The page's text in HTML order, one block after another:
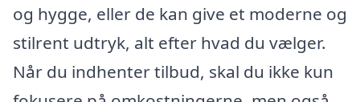
og hygge, eller de kan give et moderne og
stilrent udtryk, alt efter hvad du vælger.
Når du indhenter tilbud, skal du ikke kun